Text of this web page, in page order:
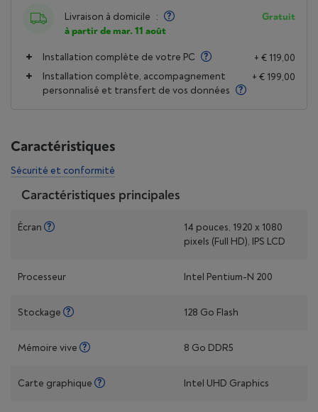
Livraison à domicile :
à partir de mar. 11 août
Gratuit
Installation complète de votre PC
+ € 119,00
Installation complète, accompagnement
personnalisé et transfert de vos données
+ € 199,00
Caractéristiques
Sécurité et conformité
Caractéristiques principales
Écran
14 pouces, 1920 x 1080
pixels (Full HD), IPS LCD
Processeur Intel Pentium-N 200
Stockage 128 Go Flash
Mémoire vive 8 Go DDR5
Carte graphique Intel UHD Graphics